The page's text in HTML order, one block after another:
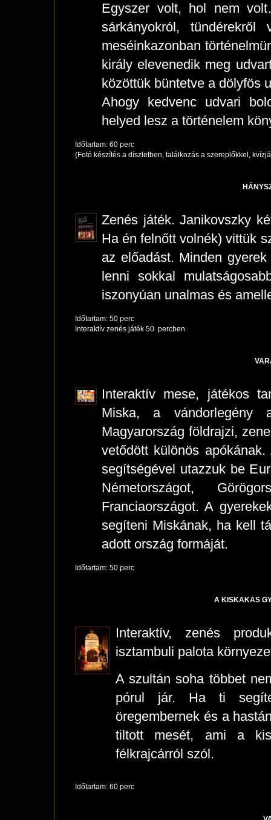
Egyszer volt, hol nem
sárkányokról,
meséinkazonban
király elevenedik meg
közöttük büntetve a dölyfös
Ahogy kedvenc udvari
helyed lesz a történelem
Időtartam: 60 perc
(Fotó készítés a díszletben, találkozás a szereplőkkel,
Zenés játék. Janikovszky
Ha én felnőtt volnék) vittük
az előadást. Minden
lenni sokkal
iszonyúan unalmas és
Időtartam: 50 perc
Interaktív zenés játék 50 percben.
Interaktív mese, játékos
Miska, a vándorlegény
Magyarország földrajzi,
vetődött különös
segítségével utazzuk be
Németországot,
Franciaországot. A
segíteni Miskának, ha kell
adott ország formáját.
Időtartam: 50 perc
A KISKAKAS
Interaktív, zenés
isztambuli palota
A szultán soha többet
pórul jár. Ha ti
öregembernek és a
tiltott mesét, ami a
félkrajcárról szól.
Időtartam: 60 perc